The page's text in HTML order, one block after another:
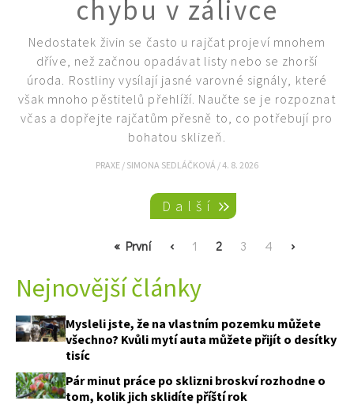
chybu v zálivce
Nedostatek živin se často u rajčat projeví mnohem
dříve, než začnou opadávat listy nebo se zhorší
úroda. Rostliny vysílají jasné varovné signály, které
však mnoho pěstitelů přehlíží. Naučte se je rozpoznat
včas a dopřejte rajčatům přesně to, co potřebují pro
bohatou sklizeň.
PRAXE / SIMONA SEDLÁČKOVÁ /4. 8. 2026
Pagination
Další
First
« První
Previous
‹ Page
1
Current
2 Page
3 Page
4
Next
›
Nejnovější články
Mysleli jste, že na vlastním pozemku můžete
všechno? Kvůli mytí auta můžete přijít o desítky
tisíc
Pár minut práce po sklizni broskví rozhodne o
tom, kolik jich sklidíte příští rok